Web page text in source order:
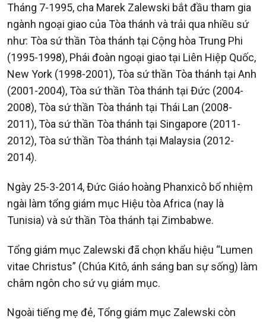
Tháng 7-1995, cha Marek Zalewski bắt đầu tham gia
ngành ngoại giao của Tòa thánh và trải qua nhiều sứ
như: Tòa sứ thần Tòa thánh tại Cộng hòa Trung Phi
(1995-1998), Phái đoàn ngoại giao tại Liên Hiệp Quốc,
New York (1998-2001), Tòa sứ thần Tòa thánh tại Anh
(2001-2004), Tòa sứ thần Tòa thánh tại Đức (2004-
2008), Tòa sứ thần Tòa thánh tại Thái Lan (2008-
2011), Tòa sứ thần Tòa thánh tại Singapore (2011-
2012), Tòa sứ thần Tòa thánh tại Malaysia (2012-
2014).
Ngày 25-3-2014, Đức Giáo hoàng Phanxicô bổ nhiệm
ngài làm tổng giám mục Hiệu tòa Africa (nay là
Tunisia) và sứ thần Tòa thánh tại Zimbabwe.
Tổng giám mục Zalewski đã chọn khẩu hiệu “Lumen
vitae Christus” (Chúa Kitô, ánh sáng ban sự sống) làm
châm ngôn cho sứ vụ giám mục.
Ngoài tiếng mẹ đẻ, Tổng giám mục Zalewski còn